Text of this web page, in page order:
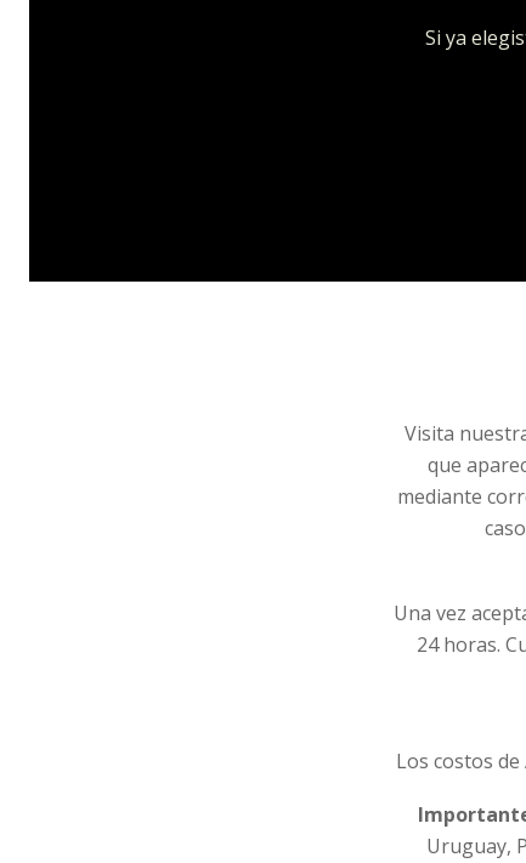
Si ya
Visita
que
mediante
Una vez
24 horas.
Los costos
Uruguay,